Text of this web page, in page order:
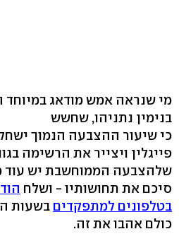
מי שנראה אמש מודאג במיוחד
בנימין נתניהו, שחשש
כי שיעור ההצבעה הנמוך
פייגלין ויצייר את הרשימה
שלהצבעה הממוחשבת יש עוד
סיכם את תחושותיו - ושלח
בטלפונים למתפקדים בשעות
כולם אהבו את זה.